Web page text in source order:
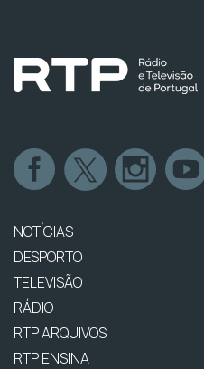
NOTÍCIAS
DESPORTO
TELEVISÃO
RÁDIO
RTP ARQUIVOS
RTP ENSINA